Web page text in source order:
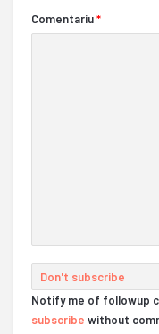
Comentariu*
Notify me of followup
subscribe without